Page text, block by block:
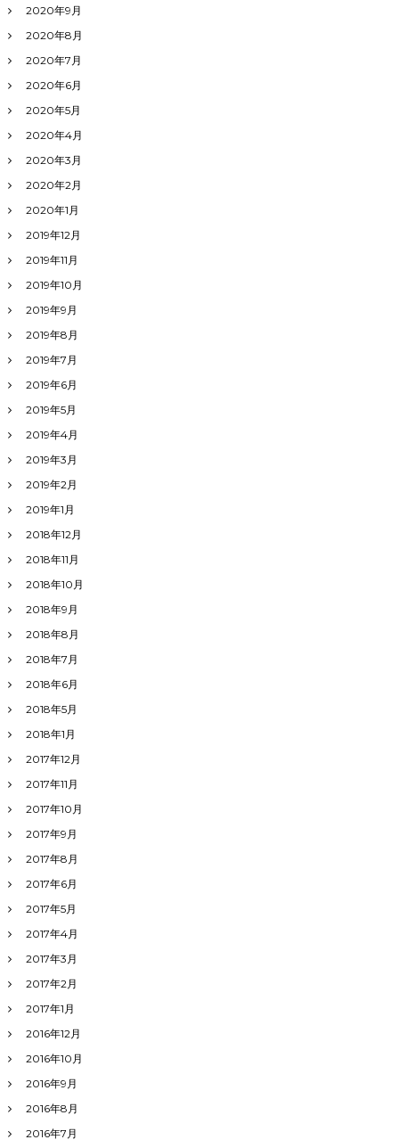
2020年9月
2020年8月
2020年7月
2020年6月
2020年5月
2020年4月
2020年3月
2020年2月
2020年1月
2019年12月
2019年11月
2019年10月
2019年9月
2019年8月
2019年7月
2019年6月
2019年5月
2019年4月
2019年3月
2019年2月
2019年1月
2018年12月
2018年11月
2018年10月
2018年9月
2018年8月
2018年7月
2018年6月
2018年5月
2018年1月
2017年12月
2017年11月
2017年10月
2017年9月
2017年8月
2017年6月
2017年5月
2017年4月
2017年3月
2017年2月
2017年1月
2016年12月
2016年10月
2016年9月
2016年8月
2016年7月